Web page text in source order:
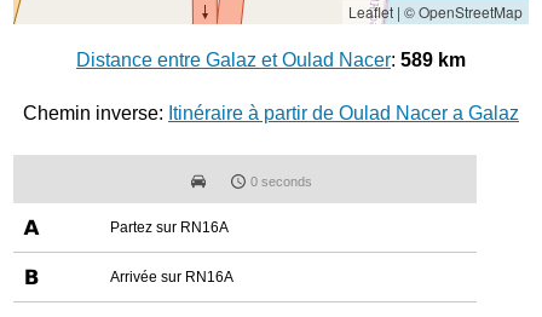
Leaflet| © OpenStreetMap
Distance entre Galaz et Oulad Nacer: 589 km
Chemin inverse: Itinéraire à partir de Oulad Nacer a Galaz
0 seconds
Partez sur RN16A
Arrivée sur RN16A